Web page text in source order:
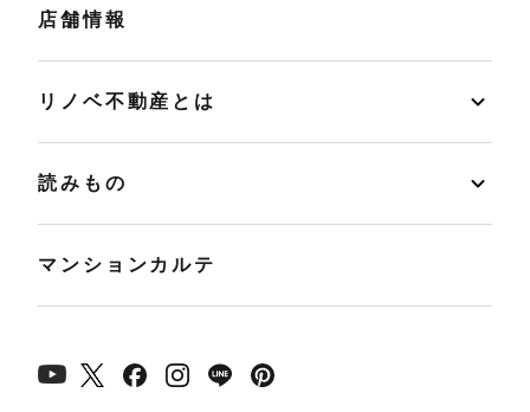
店舗情報
リノベ不動産とは
読みもの
マンションカルテ